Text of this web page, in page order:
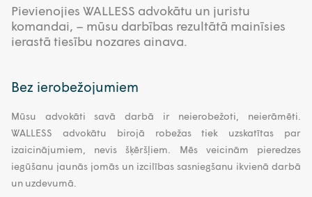
Pievienojies WALLESS advokātu un juristu
komandai, – mūsu darbības rezultātā mainīsies
ierastā tiesību nozares ainava.
Bez ierobežojumiem
Mūsu advokāti savā darbā ir neierobežoti, neierāmēti.
WALLESS advokātu birojā robežas tiek uzskatītas par
izaicinājumiem, nevis šķēršļiem. Mēs veicinām pieredzes
iegūšanu jaunās jomās un izcilības sasniegšanu ikvienā darbā
un uzdevumā.